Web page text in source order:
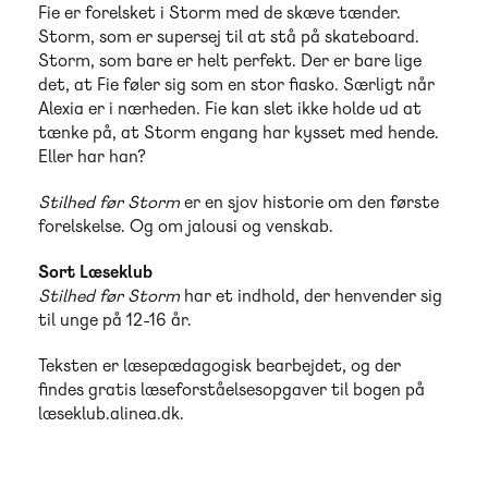
Fie er forelsket i Storm med de skæve tænder.
Storm, som er supersej til at stå på skateboard.
Storm, som bare er helt perfekt. Der er bare lige
det, at Fie føler sig som en stor fiasko. Særligt når
Alexia er i nærheden. Fie kan slet ikke holde ud at
tænke på, at Storm engang har kysset med hende.
Eller har han?
Stilhed før Stormer en sjov historie om den første
forelskelse. Og om jalousi og venskab.
Sort Læseklub
Stilhed før Storm har et indhold, der henvender sig
til unge på 12-16 år.
Teksten er læsepædagogisk bearbejdet, og der
findes gratis læseforståelsesopgaver til bogen på
læseklub.alinea.dk.